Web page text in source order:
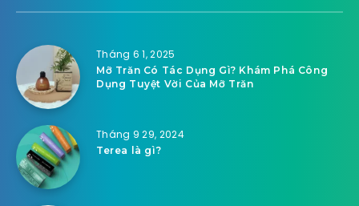
Tháng 6 1, 2025
Mỡ Trăn Có Tác Dụng Gì? Khám Phá Công
Dụng Tuyệt Vời Của Mỡ Trăn
Tháng 9 29, 2024
Terea là gì?